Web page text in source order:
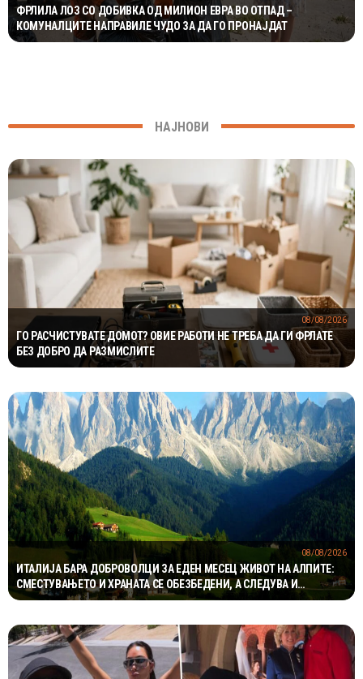
ФРЛИЛА ЛОЗ СО ДОБИВКА ОД МИЛИОН ЕВРА ВО ОТПАД –
КОМУНАЛЦИТЕ НАПРАВИЛЕ ЧУДО ЗА ДА ГО ПРОНАЈДАТ
НАЈНОВИ
ГО РАСЧИСТУВАТЕ ДОМОТ? ОВИЕ РАБОТИ НЕ ТРЕБА ДА ГИ ФРЛАТЕ
БЕЗ ДОБРО ДА РАЗМИСЛИТЕ
08/08/2026
ИТАЛИЈА БАРА ДОБРОВОЛЦИ ЗА ЕДЕН МЕСЕЦ ЖИВОТ НА АЛПИТЕ:
СМЕСТУВАЊЕТО И ХРАНАТА СЕ ОБЕЗБЕДЕНИ, А СЛЕДУВА И
НАДОМЕСТ ОД 400 ЕВРА
08/08/2026